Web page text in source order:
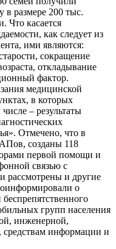
размере 200 тыс.
Что касается
как следует из
ими являются:
сокращение
откладывание
фактор.
медицинской
в которых
– результаты
Отмечено, что в
созданы 118
первой помощи и
связью с
рассмотрены и другие
о
групп населения
инженерной,
средствам информации и